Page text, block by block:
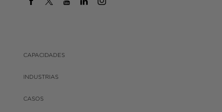
CAPACIDADES
INDUSTRIAS
CASOS